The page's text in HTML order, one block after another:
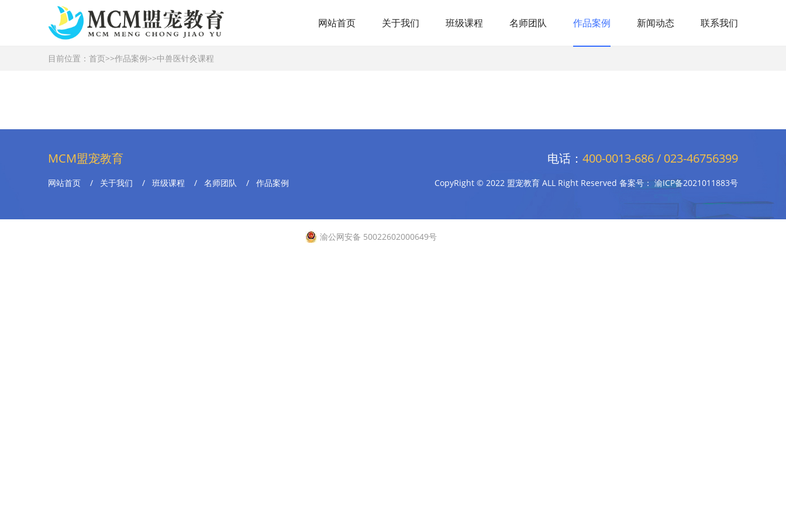
网站首页 关于我们 班级课程 名师团队 作品案例 新闻动态 联系我们
目前位置： 首页>>作品案例>>中兽医针灸课程
MCM盟宠教育
网站首页 / 关于我们 / 班级课程 / 名师团队 / 作品案例
电话： 400-0013-686 / 023-46756399
CopyRight © 2022 盟宠教育 ALL Right Reserved 备案号： 渝ICP备2021011883号
渝公网安备 50022602000649号